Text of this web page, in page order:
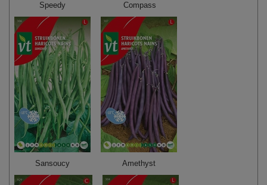
Speedy Compass
Sansoucy Amethyst